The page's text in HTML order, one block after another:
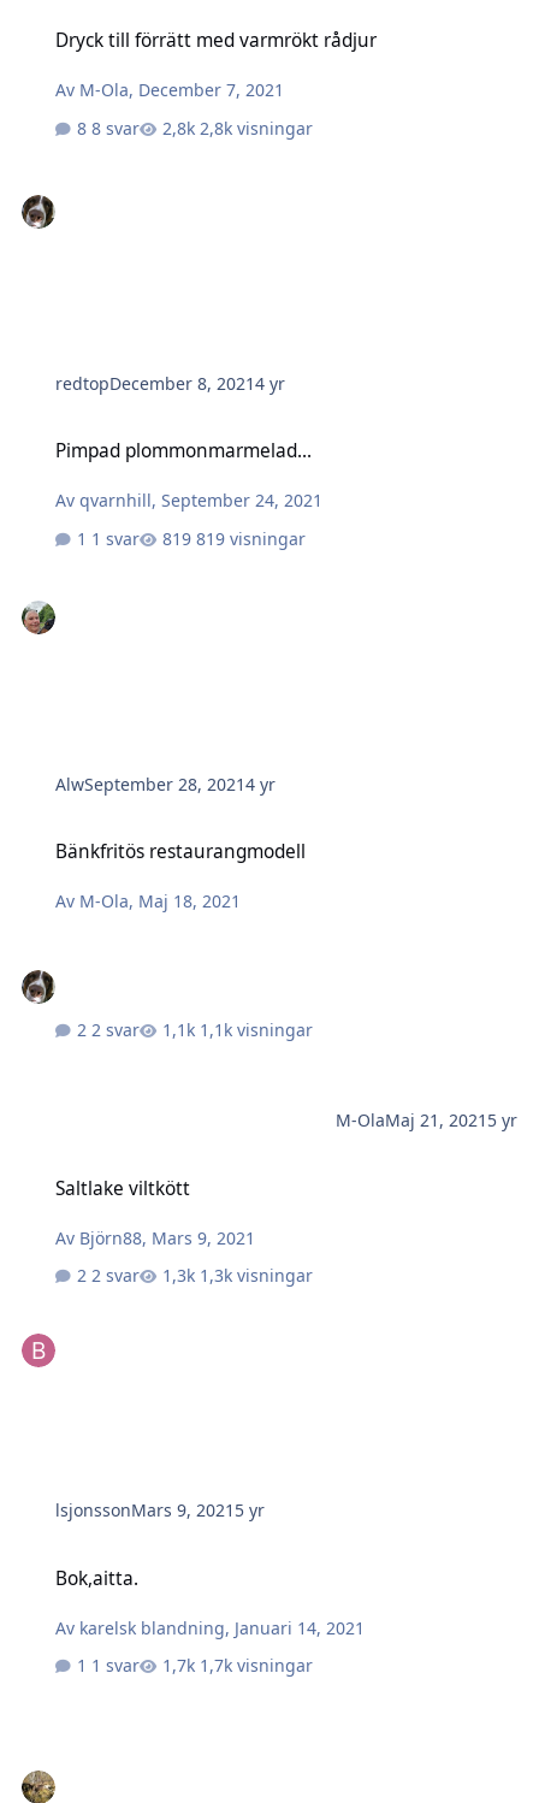
Dryck till förrätt med varmrökt rådjur
Av M-Ola, December 7, 2021
8 svar
2,8k visningar
redtopDecember 8, 20214 yr
Pimpad plommonmarmelad...
Avqvarnhill,September 24, 2021
1 svar
819 visningar
AlwSeptember 28, 20214 yr
Bänkfritös restaurangmodell
Av M-Ola, Maj 18, 2021
2 svar 1,1k visningar
M-OlaMaj 21, 2021 5 yr
Saltlake viltkött
Av Björn88, Mars 9, 2021
2 svar
1,3k visningar
lsjonssonMars 9, 2021 5 yr
Bok,aitta.
Av karelsk blandning, Januari 14, 2021
1 svar
1,7k visningar